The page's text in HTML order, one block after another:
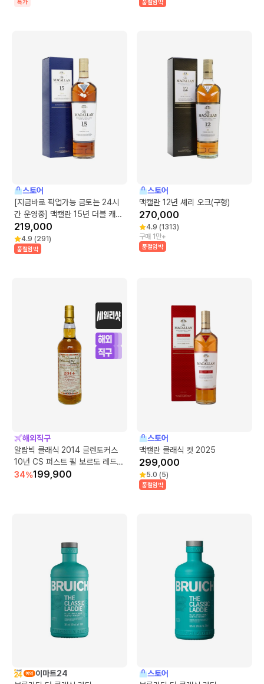
특가 품절임박
스토어
[지금바로 픽업가능 금토는 24시
간 운영중] 맥캘란 15년 더블 캐스
크(구형)
219,000
4.9 (291)
품절임박
스토어
맥캘란 12년 셰리 오크(구형)
270,000
4.9 (1313)
구매 1만+
품절임박
해외직구
알람빅 클래식 2014 글렌토커스
10년 CS 퍼스트 필 보르도 레드
와인 배럴
34%199,900
스토어
맥캘란 클래식 컷 2025
299,000
5.0 (5)
품절임박
이마트24
스토어